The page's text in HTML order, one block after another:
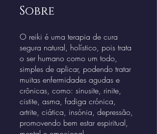
Sobre
O reiki é uma terapia de cura
segura natural, holístico, pois trata
o ser humano como um todo,
simples de aplicar, podendo tratar
muitas enfermidades agudas e
crônicas, como: sinusite, rinite,
cistite, asma, fadiga crónica,
artrite, ciática, insónia, depressão,
promovendo bem estar espiritual,